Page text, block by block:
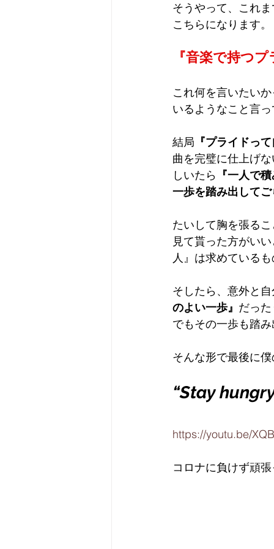
そうやって、これ
こちらになります。
『音楽で持つ
これ何を言いたい
いるようなこと言
結局 『プライドっ
曲を完璧に仕上げ
しいたら 『一人で
一歩を踏み出して
たいして胸を張る
見て貰った方がい
人』は求めている
そしたら、意外と
のよい一歩』 だっ
でもその一歩も踏
そんな形で最後に
“Stay
https://youtu.be/
コロナに負けず頑